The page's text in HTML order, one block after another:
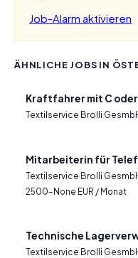
Job-Alarm aktivieren
ÄHNLICHE JOBS IN
Kraftfahrer mit C oder
Textilservice Brolli
Mitarbeiterin für
Textilservice Brolli
2500–None EUR / Monat
Technische
Textilservice Brolli